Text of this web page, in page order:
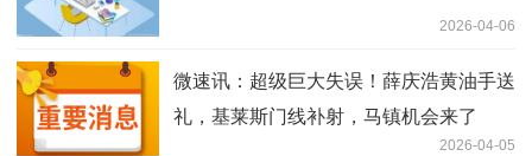
2026-04-06
微速讯：超级巨大失误！薛庆浩黄油手送
礼，基莱斯门线补射，马镇机会来了
2026-04-05